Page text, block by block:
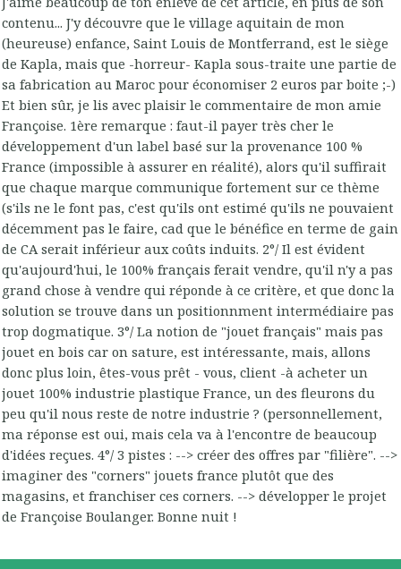
contenu... J'y découvre que le village aquitain de mon
(heureuse) enfance, Saint Louis de Montferrand, est le siège
de Kapla, mais que -horreur- Kapla sous-traite une partie de
sa fabrication au Maroc pour économiser 2 euros par boite ;-)
Et bien sûr, je lis avec plaisir le commentaire de mon amie
Françoise. 1ère remarque : faut-il payer très cher le
développement d'un label basé sur la provenance 100 %
France (impossible à assurer en réalité), alors qu'il suffirait
que chaque marque communique fortement sur ce thème
(s'ils ne le font pas, c'est qu'ils ont estimé qu'ils ne pouvaient
décemment pas le faire, cad que le bénéfice en terme de gain
de CA serait inférieur aux coûts induits. 2°/ Il est évident
qu'aujourd'hui, le 100% français ferait vendre, qu'il n'y a pas
grand chose à vendre qui réponde à ce critère, et que donc la
solution se trouve dans un positionnment intermédiaire pas
trop dogmatique. 3°/ La notion de "jouet français" mais pas
jouet en bois car on sature, est intéressante, mais, allons
donc plus loin, êtes-vous prêt - vous, client -à acheter un
jouet 100% industrie plastique France, un des fleurons du
peu qu'il nous reste de notre industrie ? (personnellement,
ma réponse est oui, mais cela va à l'encontre de beaucoup
d'idées reçues. 4°/ 3 pistes : --> créer des offres par "filière". -->
imaginer des "corners" jouets france plutôt que des
magasins, et franchiser ces corners. --> développer le projet
de Françoise Boulanger. Bonne nuit !